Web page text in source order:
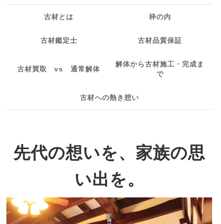
古材とは 枠の内
古材鑑定士 古材品質保証
古材買取 vs 通常解体
解体から古材施工・完成ま
で
古材への熱き想い
先代の想いを、家族の思
い出を。